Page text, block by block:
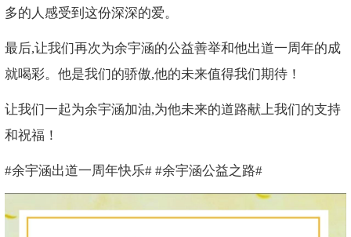
多的人感受到这份深深的爱。
最后,让我们再次为余宇涵的公益善举和他出道一周年的成
就喝彩。他是我们的骄傲,他的未来值得我们期待！
让我们一起为余宇涵加油,为他未来的道路献上我们的支持
和祝福！
#余宇涵出道一周年快乐# #余宇涵公益之路#